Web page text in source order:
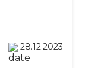
28.12.2023